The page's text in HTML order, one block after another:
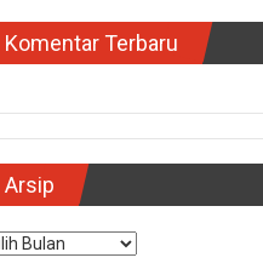
Komentar Terbaru
Arsip